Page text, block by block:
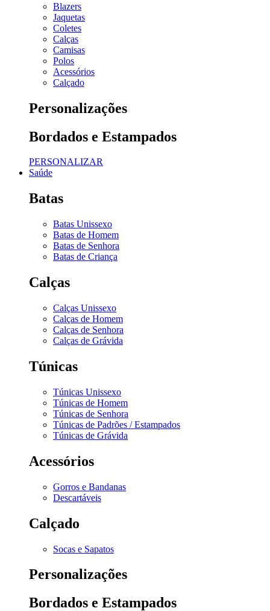
Blazers
Jaquetas
Coletes
Calças
Camisas
Polos
Acessórios
Calçado
Personalizações
Bordados e Estampados
PERSONALIZAR
Saúde
Batas
Batas Unissexo
Batas de Homem
Batas de Senhora
Batas de Criança
Calças
Calças Unissexo
Calças de Homem
Calças de Senhora
Calças de Grávida
Túnicas
Túnicas Unissexo
Túnicas de Homem
Túnicas de Senhora
Túnicas de Padrões / Estampados
Túnicas de Grávida
Acessórios
Gorros e Bandanas
Descartáveis
Calçado
Socas e Sapatos
Personalizações
Bordados e Estampados